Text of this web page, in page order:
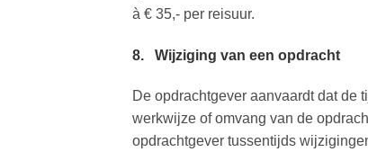
à € 35,- per reisuur.
8. Wijziging van een opdracht
De opdrachtgever aanvaardt dat de
werkwijze of omvang van de
opdrachtgever tussentijds